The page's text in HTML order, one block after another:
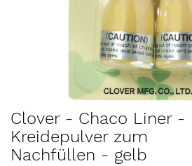
Zum
Anfang
der
Bildergalerie
Clover - Chaco Liner -
Kreidepulver zum
Nachfüllen - gelb